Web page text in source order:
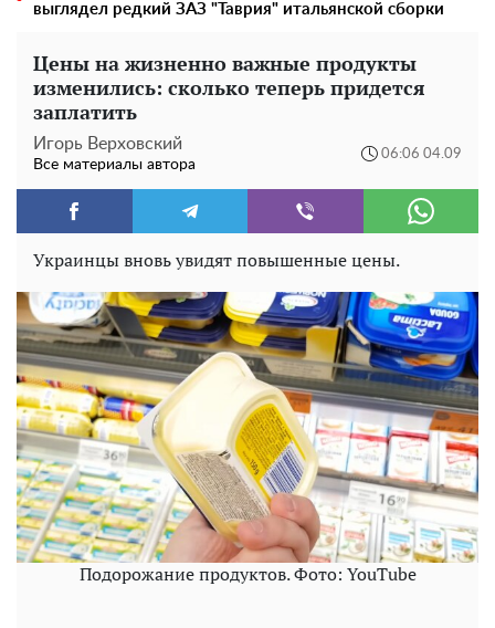
выглядел редкий ЗАЗ "Таврия" итальянской сборки
Цены на жизненно важные продукты
изменились: сколько теперь придется
заплатить
Игорь Верховский
Все материалы автора
06:06 04.09
Украинцы вновь увидят повышенные цены.
Подорожание продуктов. Фото: YouTube